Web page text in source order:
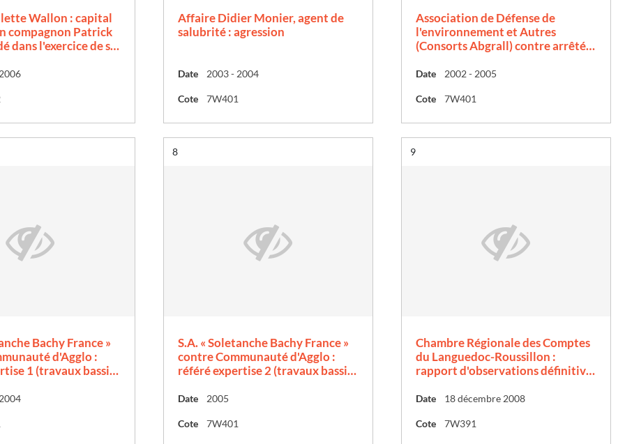
Wallon : capital
compagnon Patrick
dans l'exercice de s…
Affaire Didier Monier, agent de
salubrité : agression
Date 2003 - 2004
Cote 7W401
Association de Défense de
l'environnement et Autres
(Consorts Abgrall) contre arrêté…
Date 2002 - 2005
Cote 7W401
Bachy France »
d'Agglo :
1 (travaux bassi…
Résultat n°
8
S.A. « Soletanche Bachy France »
contre Communauté d'Agglo :
référé expertise 2 (travaux bassi…
Date 2005
Cote 7W401
Résultat n°
9
Chambre Régionale des Comptes
du Languedoc-Roussillon :
rapport d'observations définitiv…
Date 18 décembre 2008
Cote 7W391